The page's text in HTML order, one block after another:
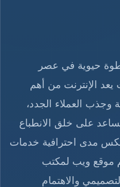
حيوية في عصر
يعد الإنترنت من أهم
وجذب العملاء الجدد،
على خلق الانطباع
يعكس مدى احترافية خدمات
موقع ويب لمكتب
والاهتمام